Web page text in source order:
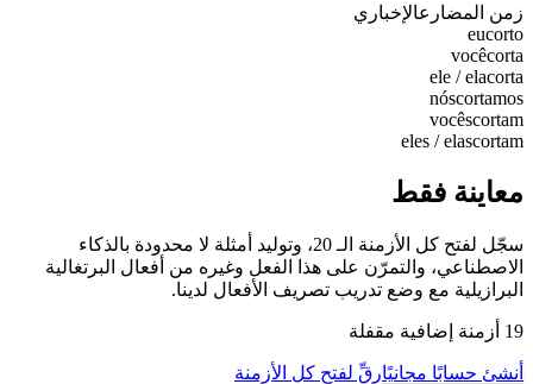
زمن المضارعالإخباري
eucorto
vocêcorta
ele / elacorta
nóscortamos
vocêscortam
eles / elascortam
معاينة فقط
سجّل لفتح كل الأزمنة الـ 20، وتوليد أمثلة لا محدودة بالذكاء
الاصطناعي، والتمرّن على هذا الفعل وغيره من أفعال البرتغالية
البرازيلية مع وضع تدريب تصريف الأفعال لدينا.
19 أزمنة إضافية مقفلة
أنشئ حسابًا مجانيًارقِّ لفتح كل الأزمنة